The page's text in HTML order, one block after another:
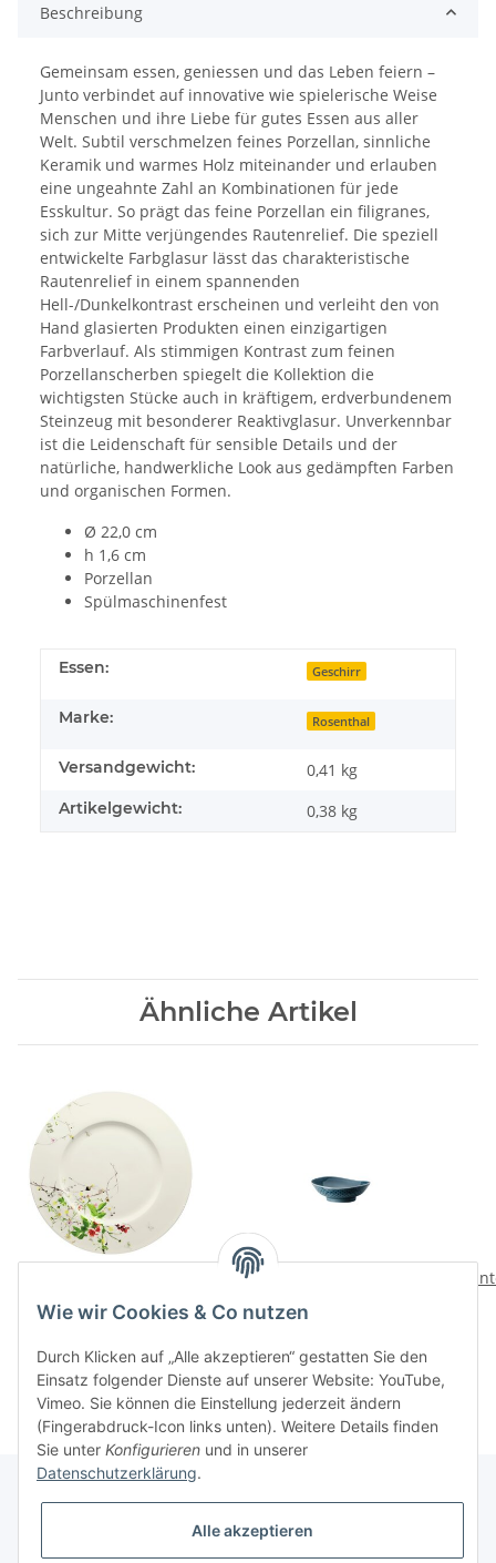
Beschreibung
Gemeinsam essen, geniessen und das Leben feiern –
Junto verbindet auf innovative wie spielerische Weise
Menschen und ihre Liebe für gutes Essen aus aller
Welt. Subtil verschmelzen feines Porzellan, sinnliche
Keramik und warmes Holz miteinander und erlauben
eine ungeahnte Zahl an Kombinationen für jede
Esskultur. So prägt das feine Porzellan ein filigranes,
sich zur Mitte verjüngendes Rautenrelief. Die speziell
entwickelte Farbglasur lässt das charakteristische
Rautenrelief in einem spannenden
Hell-/Dunkelkontrast erscheinen und verleiht den von
Hand glasierten Produkten einen einzigartigen
Farbverlauf. Als stimmigen Kontrast zum feinen
Porzellanscherben spiegelt die Kollektion die
wichtigsten Stücke auch in kräftigem, erdverbundenem
Steinzeug mit besonderer Reaktivglasur. Unverkennbar
ist die Leidenschaft für sensible Details und der
natürliche, handwerkliche Look aus gedämpften Farben
und organischen Formen.
Ø 22,0 cm
h 1,6 cm
Porzellan
Spülmaschinenfest
Essen: Geschirr
Marke: Rosenthal
Versandgewicht: 0,41 kg
Artikelgewicht: 0,38 kg
Ähnliche Artikel
Platzteller 33 Fahne
105,00 CHF*
Junto Ocean Blue Bowl
17,00 CHF
Wie wir Cookies & Co nutzen
Durch Klicken auf „Alle akzeptieren“ gestatten Sie den
Einsatz folgender Dienste auf unserer Website: YouTube,
Vimeo. Sie können die Einstellung jederzeit ändern
(Fingerabdruck-Icon links unten). Weitere Details finden
Sie unter Konfigurieren und in unserer
Datenschutzerklärung.
Alle akzeptieren